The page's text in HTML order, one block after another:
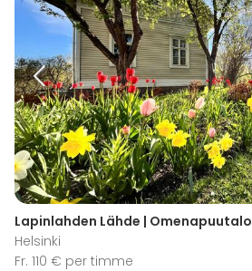
Lapinlahden Lähde | Omenapuutalo
Helsinki
Fr. 110 € per timme